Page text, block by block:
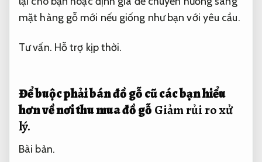
mặt hàng gỗ mới nếu giống như bạn với yêu cầu.
Tư vấn. Hỗ trợ kịp thời.
Đểbuộc phải bán đồ gỗ cũcác bạn hiểu
hơn về nơi thu mua đồ gỗ Giảm rủi ro xử
lý.
Bài bản.